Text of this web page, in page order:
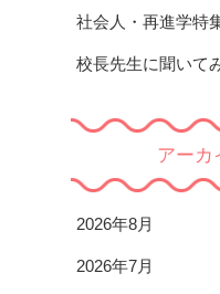
社会人・再進学特
校長先生に聞いて
アーカ
2026年8月
2026年7月